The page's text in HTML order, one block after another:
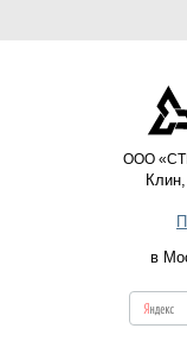
ООО
Клин,
в